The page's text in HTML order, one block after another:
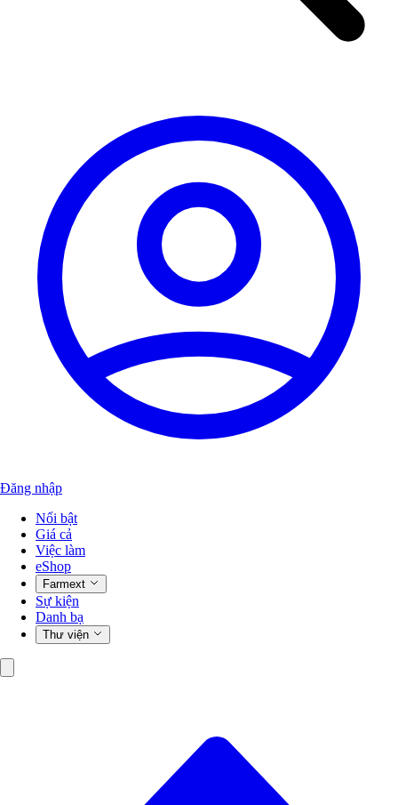
Đăng nhập
Nổi bật
Giá cả
Việc làm
eShop
Farmext
Sự kiện
Danh bạ
Thư viện